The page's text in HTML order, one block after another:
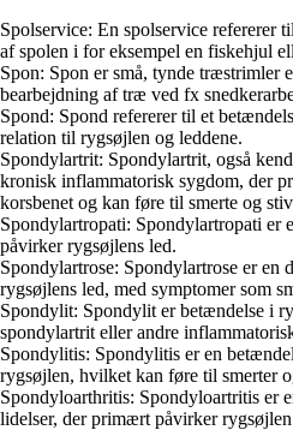
Spolservice: En spolservice refererer
af spolen i for eksempel en fiskehjul
Spon: Spon er små, tynde træstrimler
bearbejdning af træ ved fx
Spond: Spond refererer til et
relation til rygsøjlen og leddene.
Spondylartrit: Spondylartrit, også
kronisk inflammatorisk sygdom, der
korsbenet og kan føre til smerte og
Spondylartropati: Spondylartropati er
påvirker rygsøjlens led.
Spondylartrose: Spondylartrose er en
rygsøjlens led, med symptomer som
Spondylit: Spondylit er betændelse i
spondylartrit eller andre
Spondylitis: Spondylitis er en
rygsøjlen, hvilket kan føre til smerter
Spondyloarthritis: Spondyloartritis er
lidelser, der primært påvirker